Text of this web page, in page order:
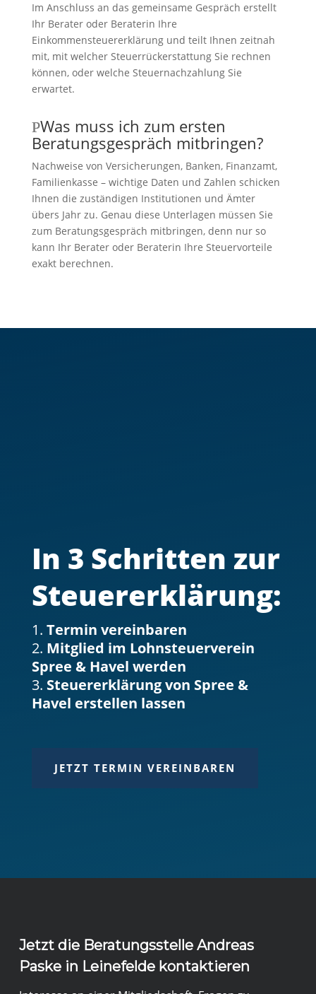
Im Anschluss an das gemeinsame Gespräch erstellt
Ihr Berater oder Beraterin Ihre
Einkommensteuererklärung und teilt Ihnen zeitnah
mit, mit welcher Steuerrückerstattung Sie rechnen
können, oder welche Steuernachzahlung Sie
erwartet.
Was muss ich zum ersten
Beratungsgespräch mitbringen?
Nachweise von Versicherungen, Banken, Finanzamt,
Familienkasse – wichtige Daten und Zahlen schicken
Ihnen die zuständigen Institutionen und Ämter
übers Jahr zu. Genau diese Unterlagen müssen Sie
zum Beratungsgespräch mitbringen, denn nur so
kann Ihr Berater oder Beraterin Ihre Steuervorteile
exakt berechnen.
In 3 Schritten zur
Steuer­erklärung:
Termin vereinbaren
Mitglied im Lohnsteuerverein
Spree & Havel werden
Steuererklärung von Spree &
Havel erstellen lassen
JETZT TERMIN VEREINBAREN
Jetzt die Beratungsstelle Andreas
Paske in Leinefelde kontaktieren